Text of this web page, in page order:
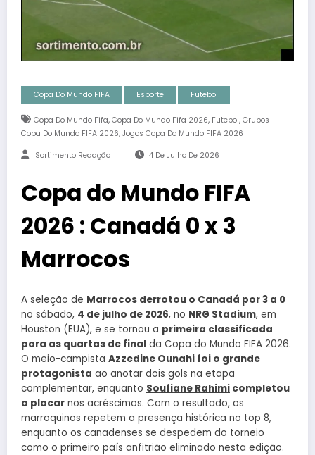
Copa Do Mundo FIFA Esporte Futebol
Copa Do Mundo Fifa, Copa Do Mundo Fifa 2026, Futebol, Grupos
Copa Do Mundo FIFA 2026, Jogos Copa Do Mundo FIFA 2026
Sortimento Redação 4 De Julho De 2026
Copa do Mundo FIFA
2026 : Canadá 0 x 3
Marrocos
A seleção de Marrocos derrotou o Canadá por 3 a 0
no sábado, 4 de julho de 2026, no NRG Stadium, em
Houston (EUA), e se tornou a primeira classificada
para as quartas de final da Copa do Mundo FIFA 2026.
O meio-campista Azzedine Ounahi foi o grande
protagonista ao anotar dois gols na etapa
complementar, enquanto Soufiane Rahimi completou
o placar nos acréscimos. Com o resultado, os
marroquinos repetem a presença histórica no top 8,
enquanto os canadenses se despedem do torneio
como o primeiro país anfitrião eliminado nesta edição.